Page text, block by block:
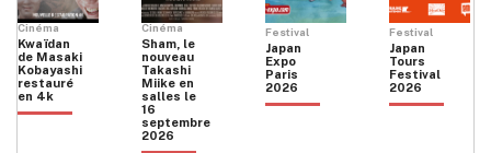
Cinéma
Kwaïdan
de Masaki
Kobayashi
restauré
en 4k
Cinéma
Sham, le
nouveau
Takashi
Miike en
salles le
16
septembre
2026
Festival
Japan
Expo
Paris
2026
Festival
Japan
Tours
Festival
2026